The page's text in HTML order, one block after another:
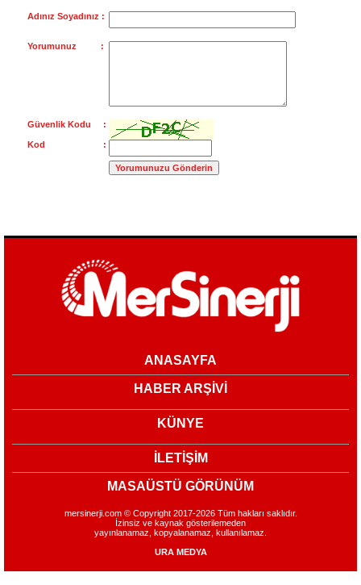
Adınız Soyadınız :
Yorumunuz :
Güvenlik Kodu :
Kod :
ANASAYFA
HABER ARŞİVİ
KÜNYE
İLETİŞİM
MASAÜSTÜ GÖRÜNÜM
mersinerji.com © Copyright 2017-2026 Tüm hakları saklıdır.
İzinsiz ve kaynak gösterilemeden
yayınlanamaz, kopyalanamaz, kullanılamaz.
URA MEDYA